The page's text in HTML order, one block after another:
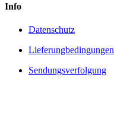
Info
Datenschutz
Lieferungbedingungen
Sendungsverfolgung